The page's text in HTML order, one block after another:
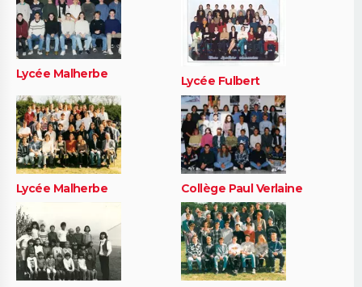
Lycée Malherbe Lycée Fulbert
Lycée Malherbe Collège Paul Verlaine